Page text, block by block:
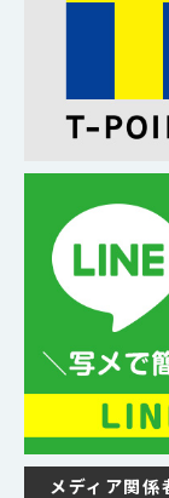
メディア関係